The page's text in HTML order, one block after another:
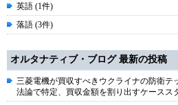
英語 (1件)
落語 (3件)
オルタナティブ・ブログ 最新の投稿
三菱電機が買収すべきウクライナの防衛
法論で特定、買収金額を割り出すケースス